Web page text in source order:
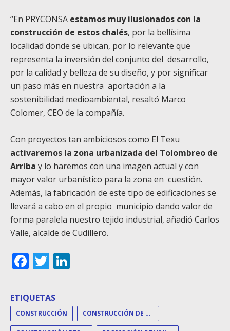
“En PRYCONSA estamos muy ilusionados con la
construcción de estos chalés, por la bellísima
localidad donde se ubican, por lo relevante que
representa la inversión del conjunto del desarrollo,
por la calidad y belleza de su diseño, y por significar
un paso más en nuestra aportación a la
sostenibilidad medioambiental, resaltó Marco
Colomer, CEO de la compañía.
Con proyectos tan ambiciosos como El Texu
activaremos la zona urbanizada del Tolombreo de
Arriba y lo haremos con una imagen actual y con
mayor valor urbanístico para la zona en cuestión.
Además, la fabricación de este tipo de edificaciones se
llevará a cabo en el propio municipio dando valor de
forma paralela nuestro tejido industrial, añadió Carlos
Valle, alcalde de Cudillero.
Facebook
Twitter
ETIQUETAS
CONSTRUCCIÓN CONSTRUCCIÓN DE VIVIENDAS